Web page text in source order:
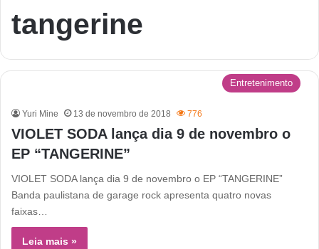
tangerine
Entretenimento
Yuri Mine 13 de novembro de 2018 776
VIOLET SODA lança dia 9 de novembro o
EP “TANGERINE”
VIOLET SODA lança dia 9 de novembro o EP “TANGERINE”
Banda paulistana de garage rock apresenta quatro novas
faixas…
Leia mais »